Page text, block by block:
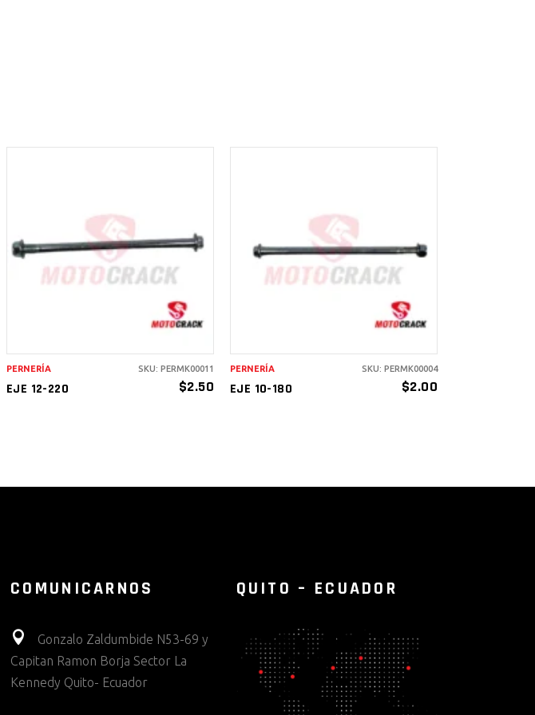
AÑADIR AL
CARRITO
EJE 12-220 $2.50
PERNERÍA SKU: PERMK00011
AÑADIR AL
CARRITO
EJE 10-180 $2.00
PERNERÍA SKU: PERMK00004
COMUNICARNOS
Gonzalo Zaldumbide N53-69 y
Capitan Ramon Borja Sector La
Kennedy Quito- Ecuador
QUITO – ECUADOR